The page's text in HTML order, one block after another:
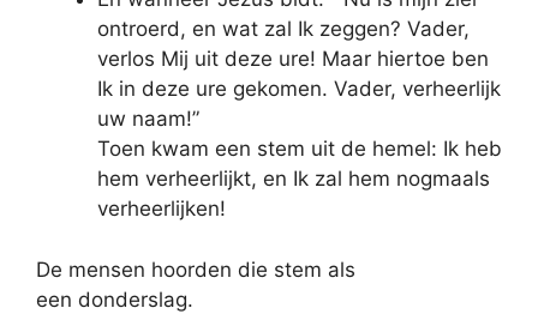
ontroerd, en wat zal Ik zeggen? Vader,
verlos Mij uit deze ure! Maar hiertoe ben
Ik in deze ure gekomen. Vader, verheerlijk
uw naam!”
Toen kwam een stem uit de hemel: Ik heb
hem verheerlijkt, en Ik zal hem nogmaals
verheerlijken!
De mensen hoorden die stem als
een donderslag.